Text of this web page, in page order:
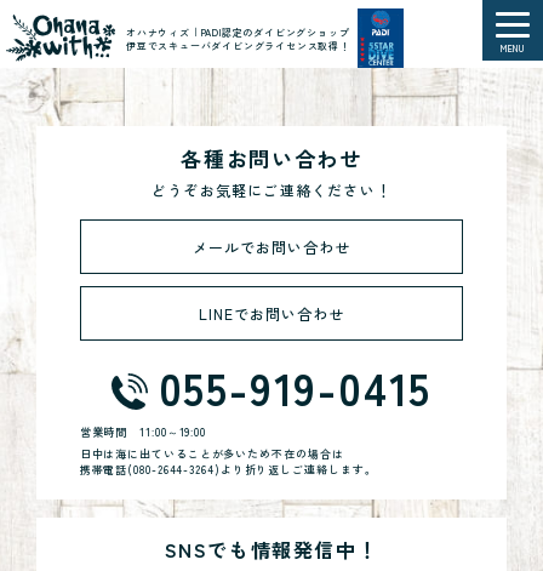
オハナウィズ｜PADI認定のダイビングショップ
伊豆でスキューバダイビングライセンス取得！
MENU
各種お問い合わせ
どうぞお気軽にご連絡ください！
メールでお問い合わせ
LINEでお問い合わせ
055-919-0415
営業時間11:00～19:00
日中は海に出ていることが多いため不在の場合は
携帯電話(080-2644-3264)より折り返しご連絡します。
SNSでも情報発信中！